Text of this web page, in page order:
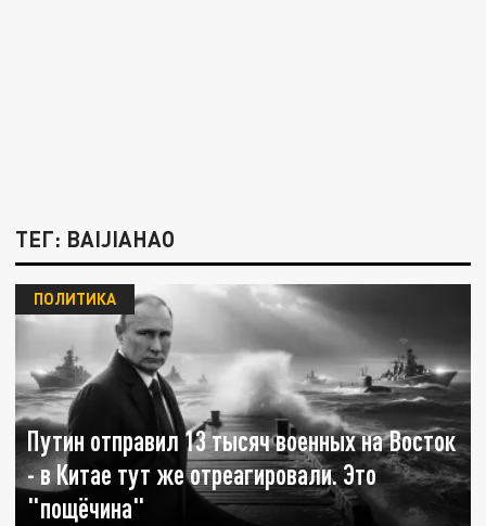
ТЕГ: BAIJIAHAO
Путин отправил 13 тысяч военных на Восток
- в Китае тут же отреагировали. Это
"пощёчина"
ПОЛИТИКА